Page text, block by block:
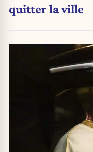
quitter la ville